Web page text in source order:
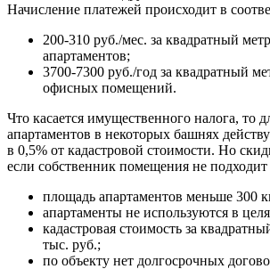
Начисление платежей происходит в
200-310 руб./мес. за квадратный
апартаментов;
3700-7300 руб./год за квадратный
офисных помещений.
Что касается имущественного налога, то
апартаментов в некоторых башнях
в 0,5% от кадастровой стоимости. Но
если собственник помещения не
площадь апартаментов меньше 300
апартаменты не используются в
кадастровая стоимость за
тыс. руб.;
по объекту нет долгосрочных